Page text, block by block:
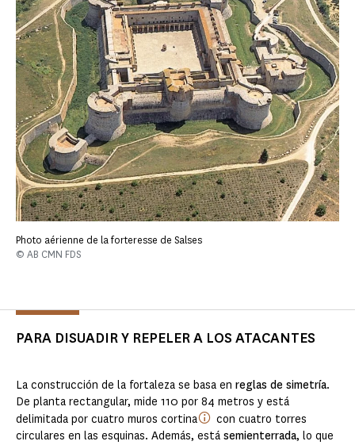
Photo aérienne de la forteresse de Salses
© AB CMN FDS
PARA DISUADIR Y REPELER A LOS ATACANTES
La construcción de la fortaleza se basa en reglas de simetría.
De planta rectangular, mide 110 por 84 metros y está
delimitada por cuatro muros cortina
con cuatro torres
circulares en las esquinas. Además, está semienterrada, lo que